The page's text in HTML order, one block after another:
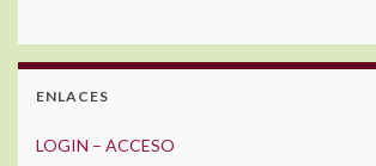
ENLACES
LOGIN – ACCESO